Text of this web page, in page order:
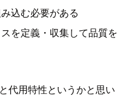
込む必要がある
を定義・収集して品質を
代用特性というかと思い